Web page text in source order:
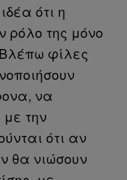
ότι η
ρόλο της μόνο
φίλες
να
την
ότι αν
θα νιώσουν